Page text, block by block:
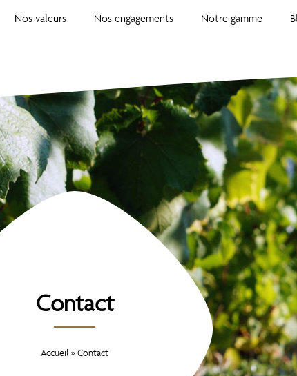
Nos valeurs Nos engagements Notre gamme
Contact
Accueil »Contact